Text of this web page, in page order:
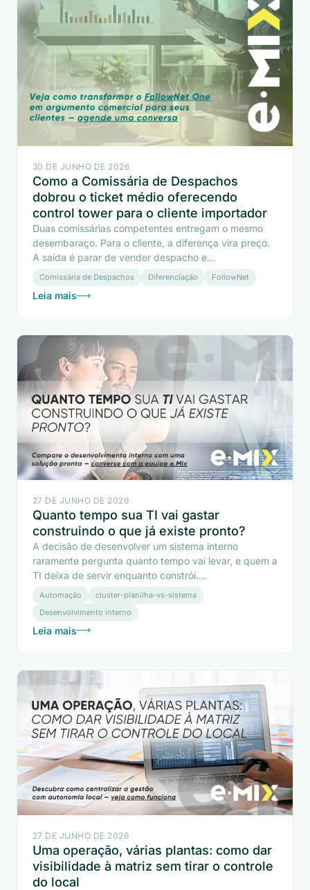
30 DE JUNHO DE 2026
Como a Comissária de Despachos
dobrou o ticket médio oferecendo
control tower para o cliente importador
Duas comissárias competentes entregam o mesmo
desembaraço. Para o cliente, a diferença vira preço.
A saída é parar de vender despacho e...
Comissária de Despachos Diferenciação FollowNet
Leia mais
27 DE JUNHO DE 2026
Quanto tempo sua TI vai gastar
construindo o que já existe pronto?
A decisão de desenvolver um sistema interno
raramente pergunta quanto tempo vai levar, e quem a
TI deixa de servir enquanto constrói....
Automação
cluster-planilha-vs-sistema
Desenvolvimento interno
Leia mais
27 DE JUNHO DE 2026
Uma operação, várias plantas: como dar
visibilidade à matriz sem tirar o controle
do local